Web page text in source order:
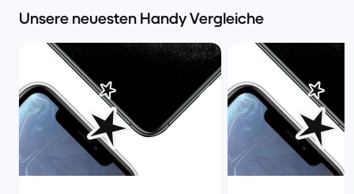
Unsere neuesten Handy Vergleiche